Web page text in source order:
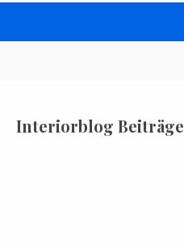
Interiorblog Beiträge